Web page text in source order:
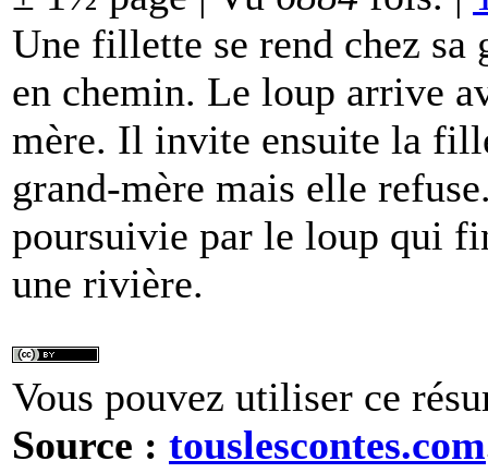
Une fillette se rend chez sa
en chemin. Le loup arrive
mère. Il invite ensuite la
grand-mère mais elle
poursuivie par le loup qui
une rivière.
Vous pouvez utiliser ce
Source : touslescontes.com